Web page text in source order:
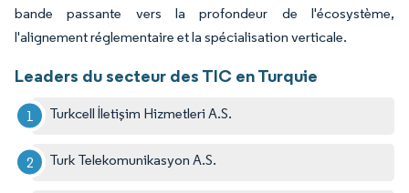
bande passante vers la profondeur de l'écosystème,
l'alignement réglementaire et la spécialisation verticale.
Leaders du secteur des TIC en Turquie
Turkcell İletişim Hizmetleri A.S.
Turk Telekomunikasyon A.S.